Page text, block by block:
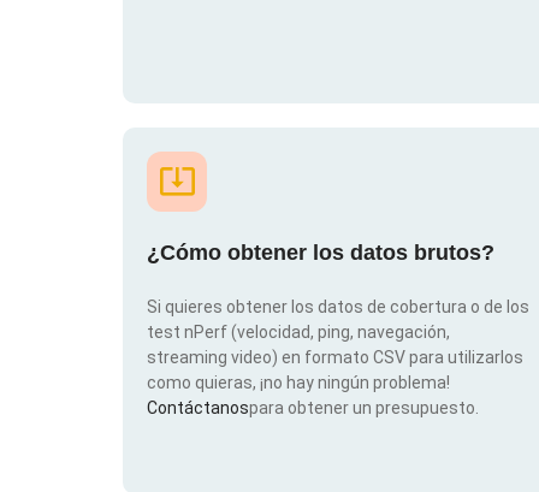
¿Cómo obtener los datos brutos?
Si quieres obtener los datos de cobertura o de los
test nPerf (velocidad, ping, navegación,
streaming video) en formato CSV para utilizarlos
como quieras, ¡no hay ningún problema!
Contáctanospara obtener un presupuesto.